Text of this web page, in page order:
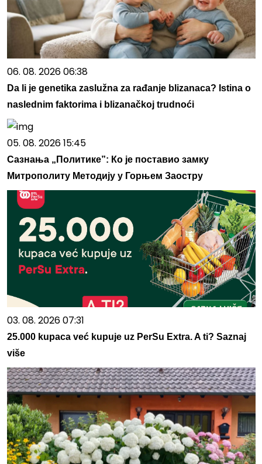
06. 08. 2026 06:38
Da li je genetika zaslužna za rađanje blizanaca? Istina o
naslednim faktorima i blizanačkoj trudnoći
05. 08. 2026 15:45
Сазнања „Политике”: Ко је поставио замку
Митрополиту Методију у Горњем Заостру
03. 08. 2026 07:31
25.000 kupaca već kupuje uz PerSu Extra. A ti? Saznaj
više